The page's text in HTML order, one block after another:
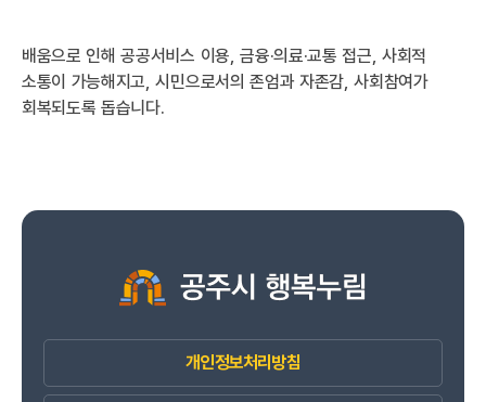
배움으로 인해 공공서비스 이용, 금융·의료·교통 접근, 사회적
소통이 가능해지고, 시민으로서의 존엄과 자존감, 사회참여가
회복되도록 돕습니다.
개인정보처리방침